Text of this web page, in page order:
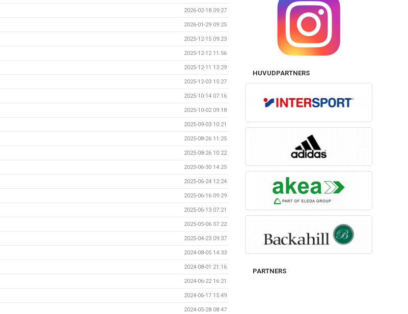
2026-02-18 09:27
2026-01-29 09:25
2025-12-15 09:23
2025-12-12 11:56
2025-12-11 13:29
2025-12-03 15:27
2025-10-14 07:16
2025-10-02 09:18
2025-09-03 10:21
2025-08-26 11:25
2025-08-26 10:22
2025-06-30 14:25
2025-06-24 12:24
2025-06-16 09:29
2025-06-13 07:21
2025-05-06 07:22
2025-04-23 09:37
2024-08-05 14:33
2024-08-01 21:16
2024-06-22 16:21
2024-06-17 15:49
2024-05-28 08:47
HUVUDPARTNERS
PARTNERS